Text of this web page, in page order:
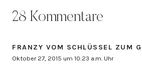
28 Kommentare
FRANZY VOM SCHLÜSSEL ZUM
Oktober 27, 2015 um 10:23 a.m. Uhr